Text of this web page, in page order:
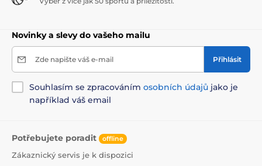
Novinky a slevy do vašeho mailu
Zde napište váš e-mail Přihlásit
Souhlasím se zpracováním osobních údajů jako je
například váš email
Potřebujete poradit offline
Zákaznický servis je k dispozici